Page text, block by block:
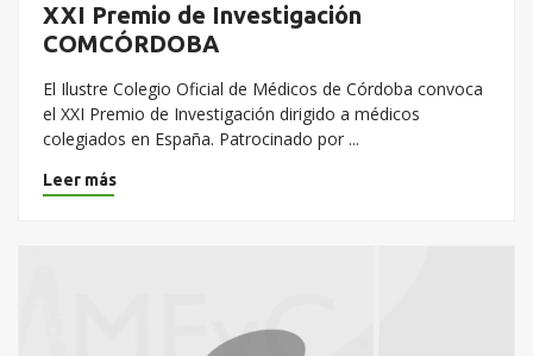
XXI Premio de Investigación
COMCÓRDOBA
El Ilustre Colegio Oficial de Médicos de Córdoba convoca
el XXI Premio de Investigación dirigido a médicos
colegiados en España. Patrocinado por ...
Leer más